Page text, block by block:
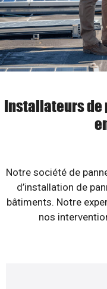
Installateurs de
Notre société de
d’installation de
bâtiments. Notre
nos